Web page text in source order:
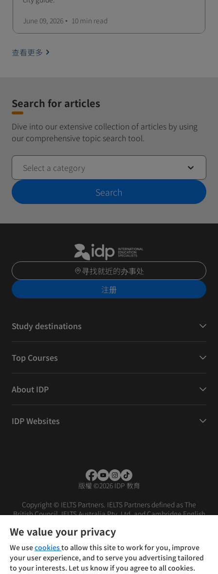
June 09, 2026 10 min read
查看更多
Search for articles
Dive into our extensive collection of articles by using
our comprehensive topic search tool.
Select a category
Search
寻找就近的办事处
注册
Study destinations
Top Courses
About IDP
IDP Websites
版權 ©2026 IDP 教育
Copyright © IELTS Partners. IELTS Partners defined as The
British Council, IELTS Australia Pty. Ltd. and Cambridge English
条款 免责声明
We value your privacy
We usecookiesto allow this site to work for you, improve
your user experience, and to serve you advertising tailored
to your interests. Let us know if you agree to all cookies.